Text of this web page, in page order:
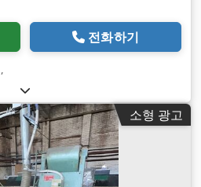
전화하기
,
소형 광고